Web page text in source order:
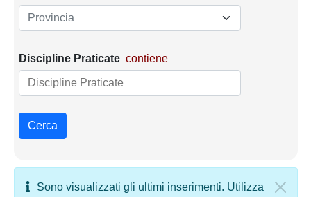
Provincia
Discipline Praticate contiene
Cerca
Sono visualizzati gli ultimi inserimenti. Utilizza